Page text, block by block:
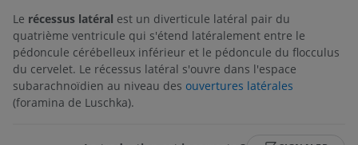
Le récessus latéral est un diverticule latéral pair du
quatrième ventricule qui s'étend latéralement entre le
pédoncule cérébelleux inférieur et le pédoncule du flocculus
du cervelet. Le récessus latéral s'ouvre dans l'espace
subarachnoïdien au niveau des ouvertures latérales
(foramina de Luschka).